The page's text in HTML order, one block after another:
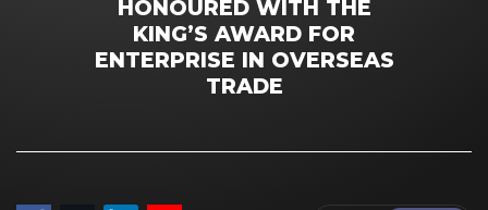
HONOURED WITH THE
KING’S AWARD FOR
ENTERPRISE IN OVERSEAS
TRADE